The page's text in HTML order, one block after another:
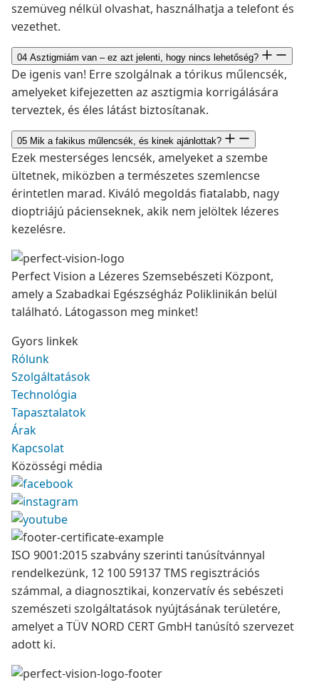
szemüveg nélkül olvashat, használhatja a telefont és
vezethet.
04 Asztigmiám van – ez azt jelenti, hogy nincs lehetőség?
De igenis van! Erre szolgálnak a tórikus műlencsék,
amelyeket kifejezetten az asztigmia korrigálására
terveztek, és éles látást biztosítanak.
05 Mik a fakikus műlencsék, és kinek ajánlottak?
Ezek mesterséges lencsék, amelyeket a szembe
ültetnek, miközben a természetes szemlencse
érintetlen marad. Kiváló megoldás fiatalabb, nagy
dioptriájú pácienseknek, akik nem jelöltek lézeres
kezelésre.
Perfect Vision a Lézeres Szemsebészeti Központ,
amely a Szabadkai Egészségház Poliklinikán belül
található. Látogasson meg minket!
Gyors linkek
Rólunk
Szolgáltatások
Technológia
Tapasztalatok
Árak
Kapcsolat
Közösségi média
ISO 9001:2015 szabvány szerinti tanúsítvánnyal
rendelkezünk, 12 100 59137 TMS regisztrációs
számmal, a diagnosztikai, konzervatív és sebészeti
szemészeti szolgáltatások nyújtásának területére,
amelyet a TÜV NORD CERT GmbH tanúsító szervezet
adott ki.